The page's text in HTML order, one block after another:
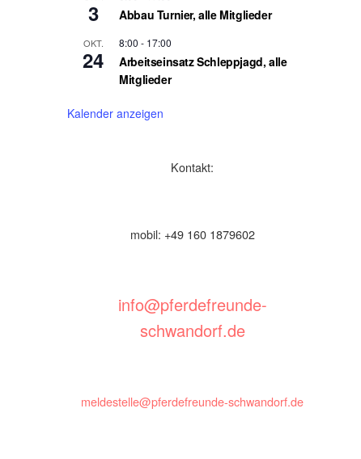
3 Abbau Turnier, alle Mitglieder
OKT.
24
8:00 - 17:00
Arbeitseinsatz Schleppjagd, alle
Mitglieder
Kalender anzeigen
Kontakt:
mobil: +49 160 1879602
info@pferdefreunde-
schwandorf.de
meldestelle@pferdefreunde-schwandorf.de